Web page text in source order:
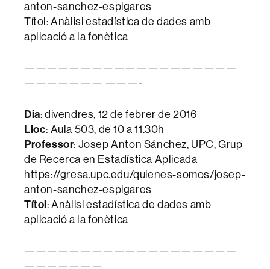
anton-sanchez-espigares
Títol: Anàlisi estadística de dades amb
aplicació a la fonètica
———————————————————
——————— ———-
Dia: divendres, 12 de febrer de 2016
Lloc: Aula 503, de 10 a 11.30h
Professor: Josep Anton Sánchez, UPC, Grup
de Recerca en Estadística Aplicada
https://gresa.upc.edu/quienes-somos/josep-
anton-sanchez-espigares
Títol: Anàlisi estadística de dades amb
aplicació a la fonètica
———————————————————
———————